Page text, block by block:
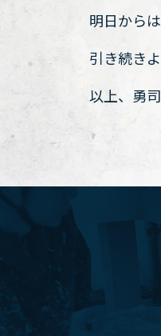
明日から
引き続き
以上、勇